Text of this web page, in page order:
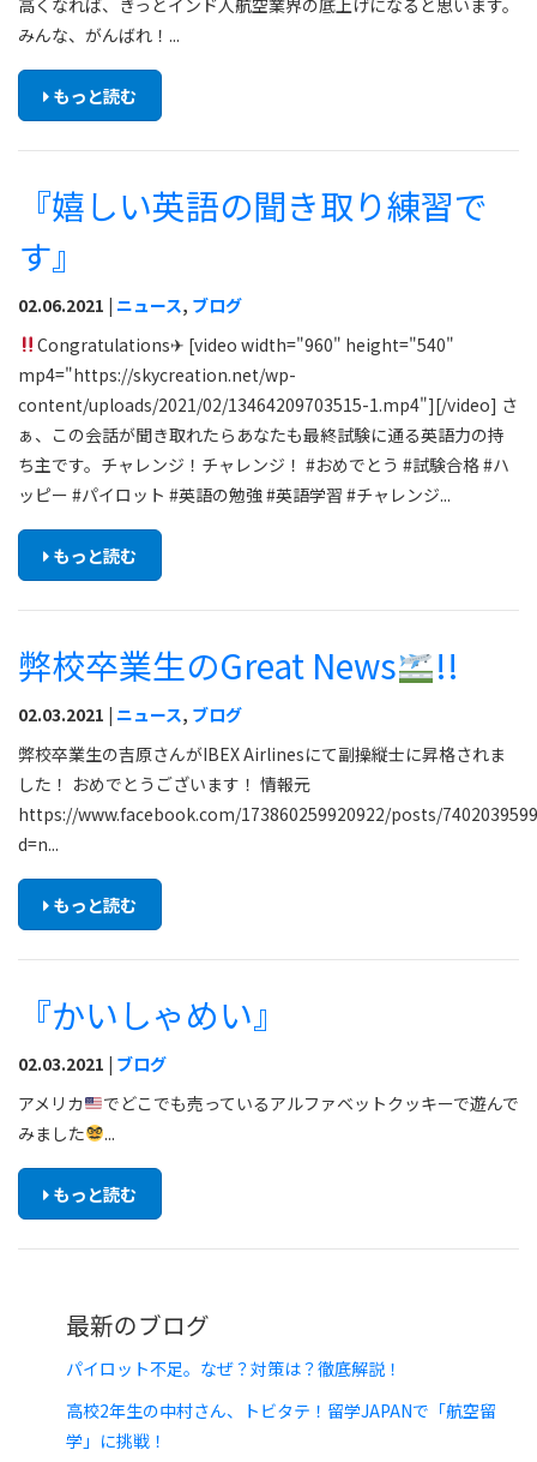
高くなれば、きっとインド人航空業界の底上げになると思います。
みんな、がんばれ！...
もっと読む
『嬉しい英語の聞き取り練習で
す』
02.06.2021 | ニュース, ブログ
Congratulations✈︎ [video width="960" height="540"
mp4="https://skycreation.net/wp-
content/uploads/2021/02/13464209703515-1.mp4"][/video] さ
ぁ、この会話が聞き取れたらあなたも最終試験に通る英語力の持
ち主です。チャレンジ！チャレンジ！ #おめでとう #試験合格 #ハ
ッピー #パイロット #英語の勉強 #英語学習 #チャレンジ...
もっと読む
弊校卒業生のGreat News !!
02.03.2021 | ニュース, ブログ
弊校卒業生の吉原さんがIBEX Airlinesにて副操縦士に昇格されま
した！ おめでとうございます！ 情報元
https://www.facebook.com/173860259920922/posts/
d=n...
もっと読む
『かいしゃめい』
02.03.2021 | ブログ
アメリカ
でどこでも売っているアルファベットクッキーで遊んで
みました
...
もっと読む
最新のブログ
パイロット不足。なぜ？対策は？徹底解説！
高校2年生の中村さん、トビタテ！留学JAPANで「航空留
学」に挑戦！